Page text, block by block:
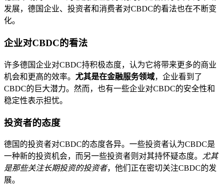
发展，德国企业、投资者和消费者对CBDC的看法也在不断变
化。
企业对CBDC的看法
许多德国企业对CBDC持积极态度，认为它将带来更多的商业
机会和更高的效率。 尤其是在金融服务领域，企业看到了
CBDC的巨大潜力。然而，也有一些企业对CBDC的安全性和
稳定性表示担忧。
投资者的态度
德国的投资者对CBDC的态度各异。一些投资者认为CBDC是
一种新的投资机会，而另一些投资者则对其持怀疑态度。
尤其
是那些关注长期投资的投资者，他们正在密切关注CBDC的发
展。